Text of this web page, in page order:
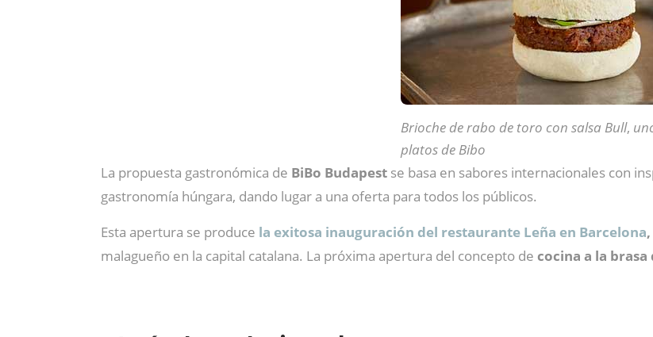
Brioche de rabo de toro con salsa Bull,
platos de Bibo
La propuesta gastronómica de BiBo Budapest se basa en sabores internacionales con
gastronomía húngara, dando lugar a una oferta para todos los públicos.
Esta apertura se produce la exitosa inauguración del restaurante Leña en Barcelona,
malagueño en la capital catalana. La próxima apertura del concepto de cocina a la brasa